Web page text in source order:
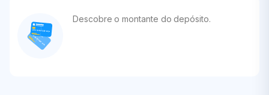
Descobre o montante do depósito.